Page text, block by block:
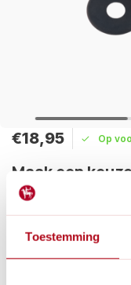
Toestemming
€18,95 Op
Maak een
Levertijd: 1 - 2
Dit bovenmes is
onderhoudsvet